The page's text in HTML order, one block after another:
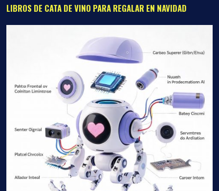
LIBROS DE CATA DE VINO PARA REGALAR EN NAVIDAD